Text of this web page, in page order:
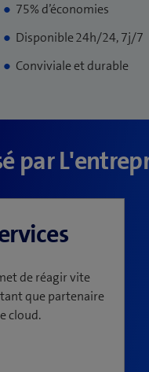
75% d’économies
Disponible 24h/24, 7j/7
Conviviale et durable
par
de réagir vite
que partenaire
cloud.